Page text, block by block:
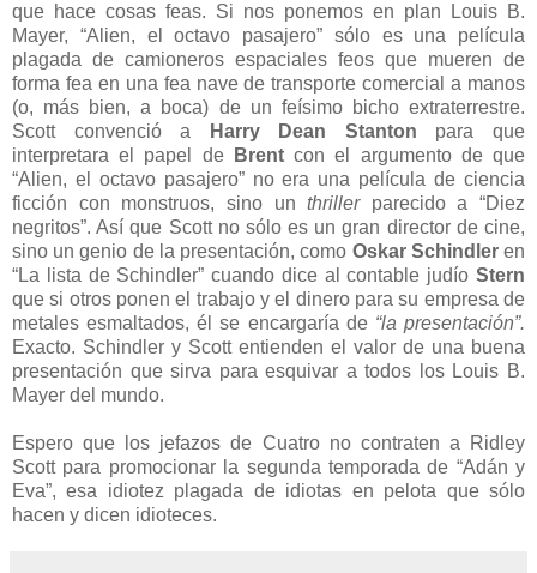
que hace cosas feas. Si nos ponemos en plan Louis B.
Mayer, “Alien, el octavo pasajero” sólo es una película
plagada de camioneros espaciales feos que mueren de
forma fea en una fea nave de transporte comercial a manos
(o, más bien, a boca) de un feísimo bicho extraterrestre.
Scott convenció a
Harry Dean Stanton para que
interpretara el papel de
Brentcon el argumento de que
“Alien, el octavo pasajero” no era una película de ciencia
ficción con monstruos, sino unthrillerparecido a “Diez
negritos”. Así que Scott no sólo es un gran director de cine,
sino un genio de la presentación, como Oskar Schindleren
“La lista de Schindler” cuando dice al contable judío Stern
que si otros ponen el trabajo y el dinero para su empresa de
metales esmaltados, él se encargaría de “la presentación”.
Exacto. Schindler y Scott entienden el valor de una buena
presentación que sirva para esquivar a todos los Louis B.
Mayer del mundo.
Espero que los jefazos de Cuatro no contraten a Ridley
Scott para promocionar la segunda temporada de “Adán y
Eva”, esa idiotez plagada de idiotas en pelota que sólo
hacen y dicen idioteces.